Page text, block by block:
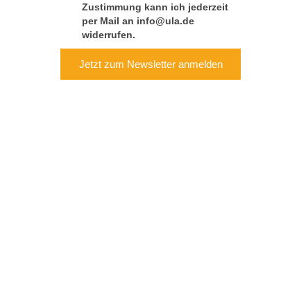
Jetzt zum Newsletter anmelden
Zustimmung kann ich jederzeit
per Mail an info@ula.de
widerrufen.